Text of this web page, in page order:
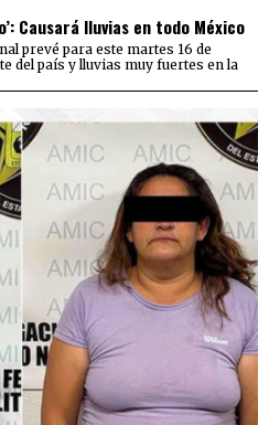
Causará lluvias en todo México
prevé para este martes 16 de
del país y lluvias muy fuertes en la